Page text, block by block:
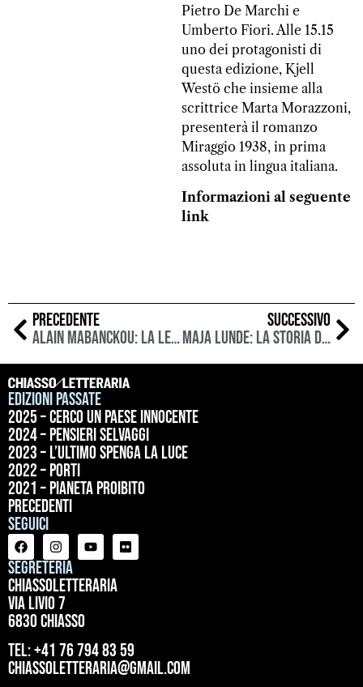
Pietro De Marchi e
Umberto Fiori. Alle 15.15
uno dei protagonisti di
questa edizione, Kjell
Westö che insieme alla
scrittrice Marta Morazzoni,
presenterà il romanzo
Miraggio 1938, in prima
assoluta in lingua italiana.
Informazioni al seguente
link
PRECEDENTE
Alain Mabanckou: la letteratura combatte i pregiudizi
SUCCESSIVO
Maja Lunde: La Storia delle Api
Edizioni passate
2025 – Cerco un paese innocente
2024 – Pensieri selvaggi
2023 – L’ultimo spenga la luce
2022 – Porti
2021 – Pianeta proibito
precedenti
Seguici
Segreteria
ChiassoLetteraria
Via Livio 7
6830 Chiasso
tel: +41 76 794 83 59
chiassoletteraria@gmail.com